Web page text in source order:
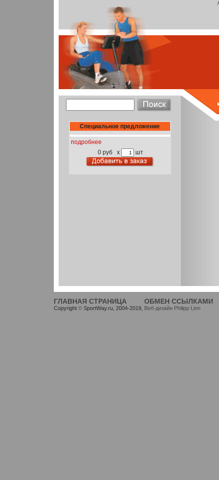
Специальное предложение
подробнее
0 руб
x шт
ГЛАВНАЯ СТРАНИЦА ОБМЕН ССЫЛКАМИ
Copyright © SportWay.ru, 2004-2019, Веб-дизайн Philipp Linn